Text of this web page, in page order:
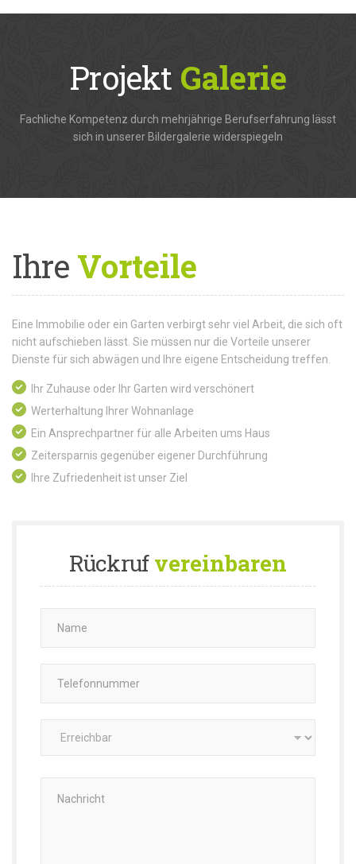
Projekt Galerie
Fachliche Kompetenz durch mehrjährige Berufserfahrung lässt
sich in unserer Bildergalerie widerspiegeln
IhreVorteile
Eine Immobilie oder ein Garten verbirgt sehr viel Arbeit, die sich oft
nicht aufschieben lässt. Sie müssen nur die Vorteile unserer
Dienste für sich abwägen und Ihre eigene Entscheidung treffen.
Ihr Zuhause oder Ihr Garten wird verschönert
Werterhaltung Ihrer Wohnanlage
Ein Ansprechpartner für alle Arbeiten ums Haus
Zeitersparnis gegenüber eigener Durchführung
Ihre Zufriedenheit ist unser Ziel
Rückrufvereinbaren